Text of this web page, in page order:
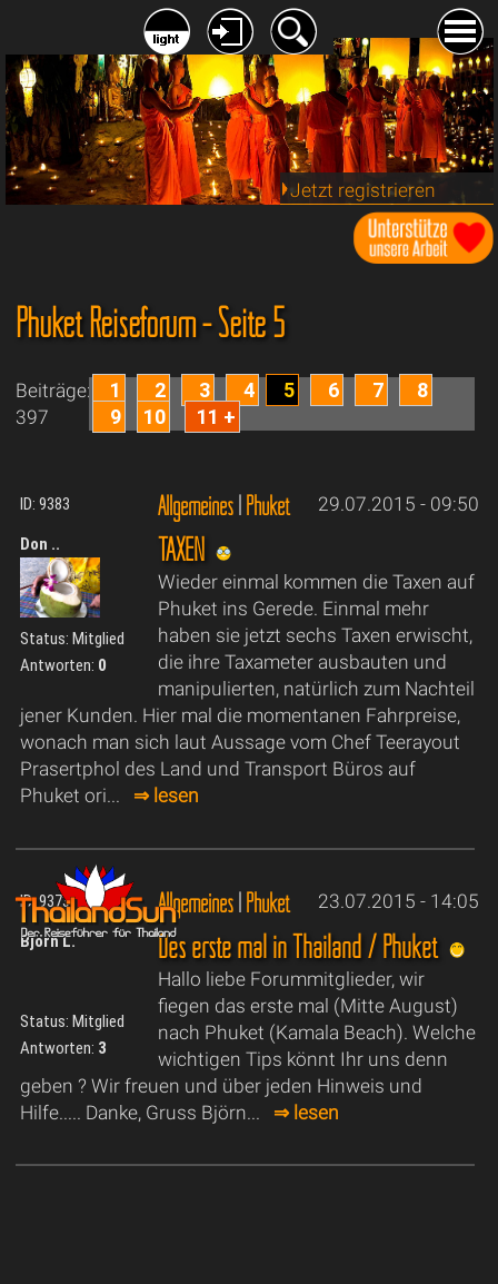
Jetzt registrieren
Phuket Reiseforum - Seite 5
Beiträge:
397
1 2 3 4 5 6 7
8
9
10 11 +
ID: 9383 Allgemeines|Phuket 29.07.2015 - 09:50
Don ..
Status: Mitglied
Antworten: 0
TAXEN
Wieder einmal kommen die Taxen auf
Phuket ins Gerede. Einmal mehr
haben sie jetzt sechs Taxen erwischt,
die ihre Taxameter ausbauten und
manipulierten, natürlich zum Nachteil
jener Kunden. Hier mal die momentanen Fahrpreise,
wonach man sich laut Aussage vom Chef Teerayout
Prasertphol des Land und Transport Büros auf
Phuket ori... ⇒ lesen
ID: 9373 Allgemeines|Phuket 23.07.2015 - 14:05
Björn L.
Status: Mitglied
Antworten: 3
Des erste mal in Thailand / Phuket
Hallo liebe Forummitglieder, wir
fiegen das erste mal (Mitte August)
nach Phuket (Kamala Beach). Welche
wichtigen Tips könnt Ihr uns denn
geben ? Wir freuen und über jeden Hinweis und
Hilfe..... Danke, Gruss Björn... ⇒ lesen